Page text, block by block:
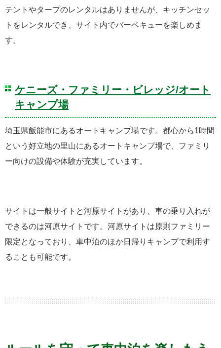
テントやタープのレンタルはありませんが、キッチンセッ
トをレンタルでき、サイト内でバーベキューを楽しめま
す。
ケニーズ・ファミリー・ビレッジ/オート
キャンプ場
埼玉県飯能市にあるオートキャンプ場です。都心から1時間
という好立地の里山にあるオートキャンプ場で、ファミリ
ー向けの設備や体験が充実しています。
サイトは一般サイトと河原サイトがあり、車の乗り入れが
できるのは河原サイトです。河原サイトは原則ファミリー
限定となっており、車中泊のほか日帰りキャンプで利用す
ることも可能です。